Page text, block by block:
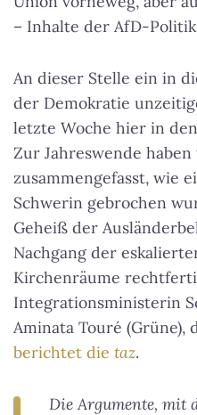
– Inhalte der AfD-
An dieser Stelle ein in
der Demokratie
letzte Woche hier in
Zur Jahreswende
zusammengefasst, wie
Schwerin gebrochen
Geheiß der
Nachgang der
Kirchenräume
Integrationsministerin
Aminata Touré (Grüne),
berichtet die taz.
Die Argumente, mit